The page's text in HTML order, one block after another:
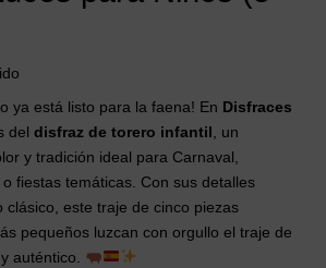
ya está listo para la faena! En Disfraces
del disfraz de torero infantil , un
y tradición ideal para Carnaval,
fiestas temáticas. Con sus detalles
clásico, este traje de cinco piezas
pequeños luzcan con orgullo el traje de
auténtico.